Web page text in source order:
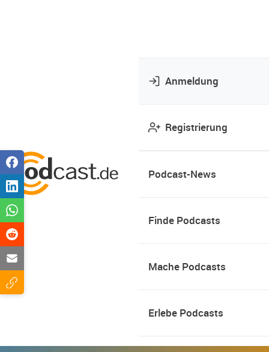
Anmeldung
Registrierung
Podcast-News
Finde Podcasts
Mache Podcasts
Erlebe Podcasts